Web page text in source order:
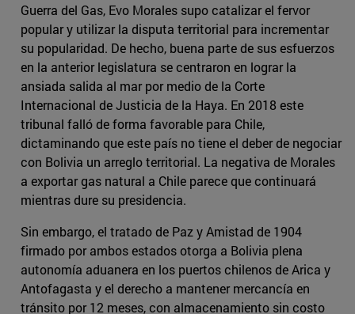
Guerra del Gas, Evo Morales supo catalizar el fervor
popular y utilizar la disputa territorial para incrementar
su popularidad. De hecho, buena parte de sus esfuerzos
en la anterior legislatura se centraron en lograr la
ansiada salida al mar por medio de la Corte
Internacional de Justicia de la Haya. En 2018 este
tribunal falló de forma favorable para Chile,
dictaminando que este país no tiene el deber de negociar
con Bolivia un arreglo territorial. La negativa de Morales
a exportar gas natural a Chile parece que continuará
mientras dure su presidencia.
Sin embargo, el tratado de Paz y Amistad de 1904
firmado por ambos estados otorga a Bolivia plena
autonomía aduanera en los puertos chilenos de Arica y
Antofagasta y el derecho a mantener mercancía en
tránsito por 12 meses, con almacenamiento sin costo